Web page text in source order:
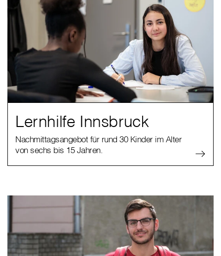
Lernhilfe Innsbruck
Nachmittagsangebot für rund 30 Kinder im Alter
von sechs bis 15 Jahren.